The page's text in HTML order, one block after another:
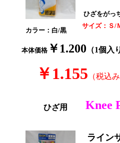
ライン
ひざをがっ
サイズ：Ｓ/
カラー：白/黒
Knee
本体価格 ￥1.200 （1個入
ひざ用
￥1.155 （税込み